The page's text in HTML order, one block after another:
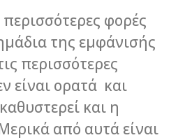
φορές
της εμφάνισής
περισσότερες
είναι ορατά και
και η
από αυτά είναι